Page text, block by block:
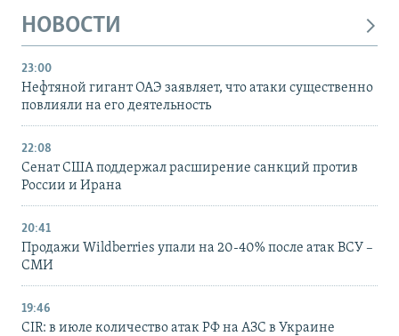
НОВОСТИ
23:00
Нефтяной гигант ОАЭ заявляет, что атаки существенно
повлияли на его деятельность
22:08
Сенат США поддержал расширение санкций против
России и Ирана
20:41
Продажи Wildberries упали на 20-40% после атак ВСУ –
СМИ
19:46
CIR: в июле количество атак РФ на АЗС в Украине